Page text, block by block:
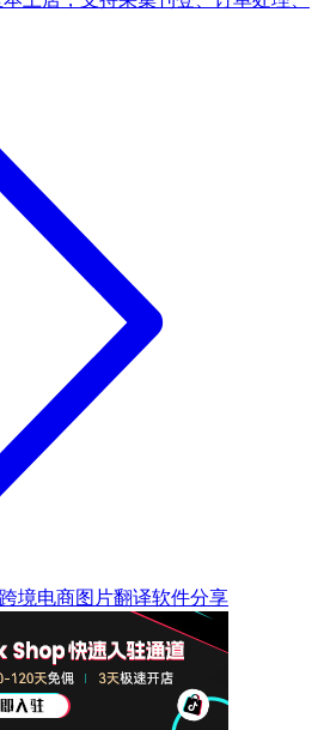
境电商图片翻译软件分享